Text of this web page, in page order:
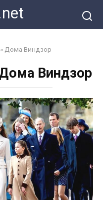
Дома Виндзор
Виндзор